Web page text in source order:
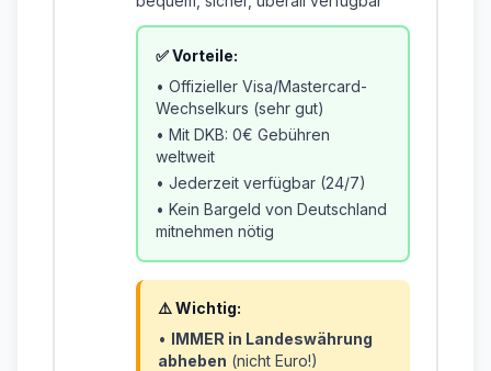
✅ Vorteile:
• Offizieller Visa/Mastercard-
Wechselkurs (sehr gut)
• Mit DKB: 0€ Gebühren
weltweit
• Jederzeit verfügbar (24/7)
• Kein Bargeld von Deutschland
mitnehmen nötig
⚠️ Wichtig:
• IMMER in Landeswährung
abheben (nicht Euro!)